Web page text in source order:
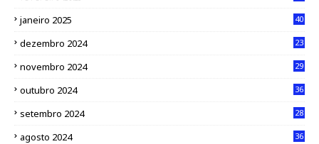
janeiro 2025 40
dezembro 2024 23
novembro 2024 29
outubro 2024 36
setembro 2024 28
agosto 2024 36